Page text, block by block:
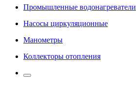
Промышленные водонагреватели
Насосы циркуляционные
Манометры
Коллекторы отопления